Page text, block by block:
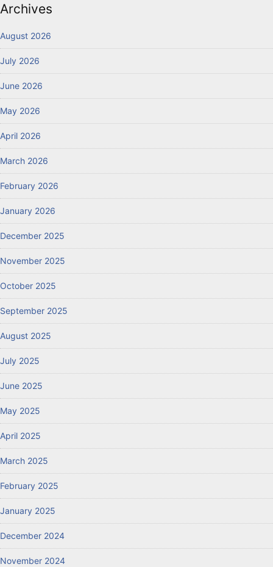
Archives
August 2026
July 2026
June 2026
May 2026
April 2026
March 2026
February 2026
January 2026
December 2025
November 2025
October 2025
September 2025
August 2025
July 2025
June 2025
May 2025
April 2025
March 2025
February 2025
January 2025
December 2024
November 2024